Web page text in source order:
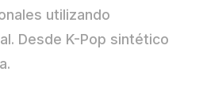
utilizando
Desde K-Pop sintético